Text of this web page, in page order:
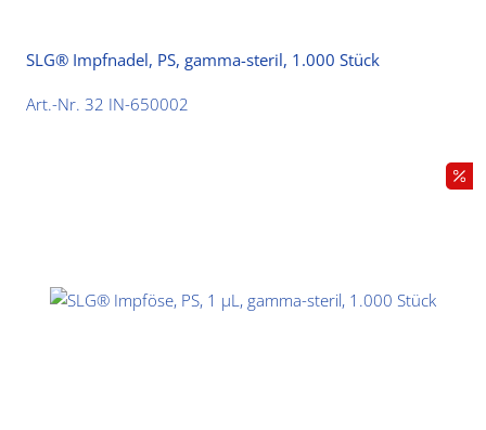
SLG® Impfnadel, PS, gamma-steril, 1.000 Stück
Art.-Nr. 32 IN-650002